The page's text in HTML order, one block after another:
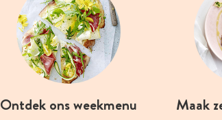
Ontdek ons weekmenu Maak